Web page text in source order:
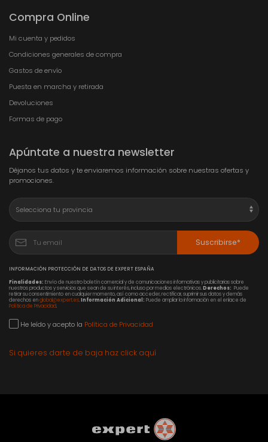
Compra Online
Mi cuenta y pedidos
Condiciones generales de compra
Gastos de envío
Puesta en marcha y retirada
Devoluciones
Formas de pago
Apúntate a nuestra newsletter
Déjanos tus datos y te enviaremos información sobre nuestras ofertas y
promociones.
Suscribirse*
INFORMACIÓN PROTECCIÓN DE DATOS DE EXPERT ESPAÑA
Finalidades: Envío de nuestro boletín comercial y de comunicaciones informativas y publicitarias sobre
nuestros productos y servicios que sean de su interés, incluso por medios electrónicos.Derechos: Puede
retirar su consentimiento en cualquier momento, así como acceder, rectificar, suprimir sus datos y demás
derechos englobal@expert.es.Información Adicional: Puede ampliar la información en el enlace de
Política de Privacidad.
He leído y acepto la Política de Privacidad
Si quieres darte de baja haz click aquí